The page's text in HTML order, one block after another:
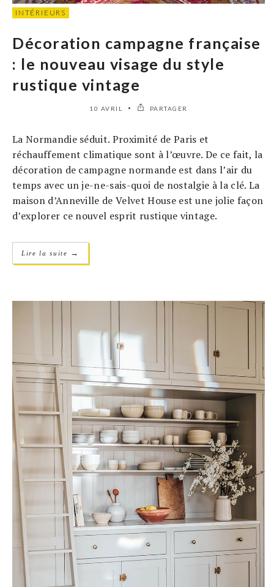
INTÉRIEURS
Décoration campagne française
: le nouveau visage du style
rustique vintage
10 AVRIL PARTAGER
La Normandie séduit. Proximité de Paris et
réchauffement climatique sont à l’œuvre. De ce fait, la
décoration de campagne normande est dans l’air du
temps avec un je-ne-sais-quoi de nostalgie à la clé. La
maison d’Anneville de Velvet House est une jolie façon
d’explorer ce nouvel esprit rustique vintage.
Lire la suite →